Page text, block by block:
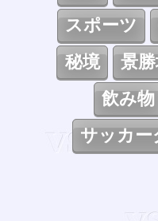
スポーツ
秘境
景
飲み物
サッカー